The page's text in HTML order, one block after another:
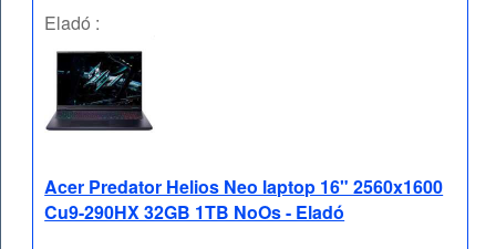
Eladó :
Acer Predator Helios Neo laptop 16" 2560x1600
Cu9-290HX 32GB 1TB NoOs - Eladó